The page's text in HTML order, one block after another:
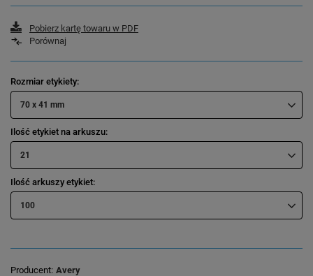
Pobierz kartę towaru w PDF
Porównaj
Rozmiar etykiety
70 x 41 mm
Ilość etykiet na arkuszu
21
Ilość arkuszy etykiet
100
Producent Avery